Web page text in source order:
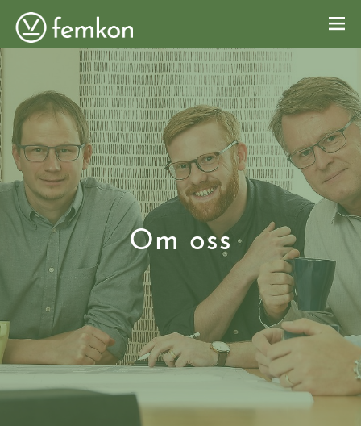
ARBETA HOS OSS
KONTAKT
NYHETER
Om oss